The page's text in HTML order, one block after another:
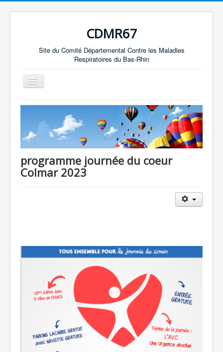
CDMR67
Site du Comité Départemental Contre les Maladies
Respiratoires du Bas-Rhin
Basculer
la
Accueil
Nos missions
Le Bureau
Actualités
Le saviez-vous ?
programme journée du coeur
Colmar 2023